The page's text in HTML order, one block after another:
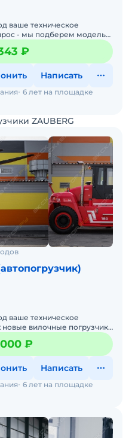
техническое
₽
Написать
6 лет на площадке
ZAUBERG
техническое
Оперативная
000 ₽
Написать
6 лет на площадке